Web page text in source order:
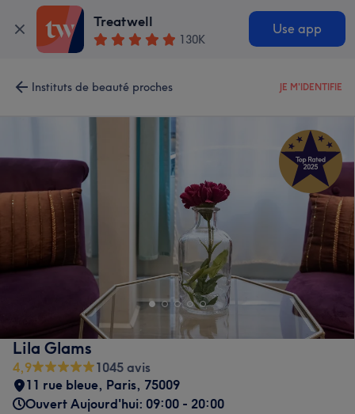
Treatwell
130K
Use app
Instituts de beauté proches JE M'IDENTIFIE
Lila Glams
4,9
1045 avis
11 rue bleue, Paris, 75009
Ouvert Aujourd'hui: 09:00 - 20:00